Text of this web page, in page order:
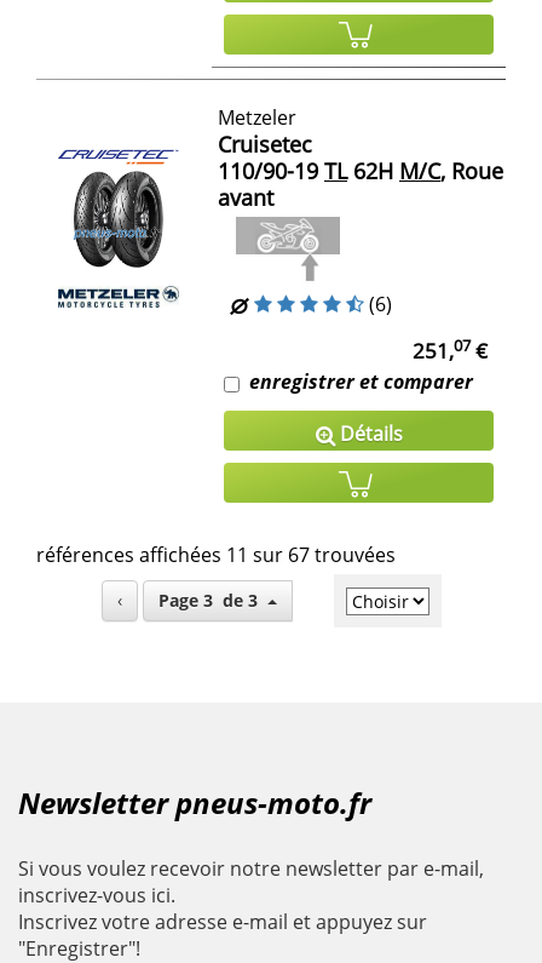
Metzeler
Cruisetec
110/90-19 TL62H M/C, Roue
avant
(6)
251,07€
enregistrer et comparer
Détails
références affichées 11 sur 67 trouvées
‹ Page 3 de 3
Newsletter pneus-moto.fr
Si vous voulez recevoir notre newsletter par e-mail,
inscrivez-vous ici.
Inscrivez votre adresse e-mail et appuyez sur
"Enregistrer"!